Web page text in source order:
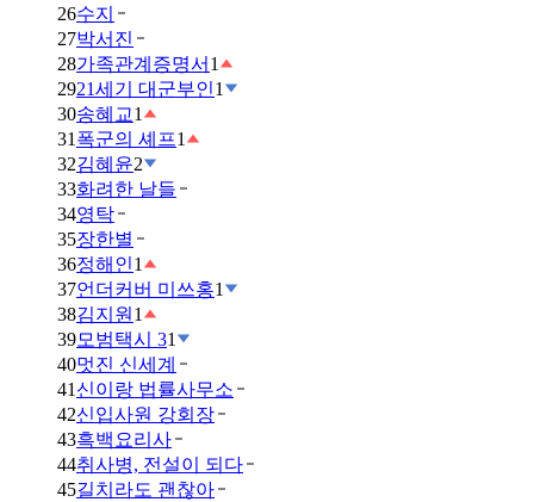
26수지
27박서진
28가족관계증명서 1
2921세기 대군부인1
30송혜교1
31 폭군의 셰프1
32김혜윤2
33화려한 날들
34영탁
35장한별
36정해인1
37언더커버 미쓰홍1
38김지원 1
39모범택시 31
40멋진 신세계
41 신이랑 법률사무소
42신입사원 강회장
43흑백요리사
44취사병, 전설이 되다
45길치라도 괜찮아